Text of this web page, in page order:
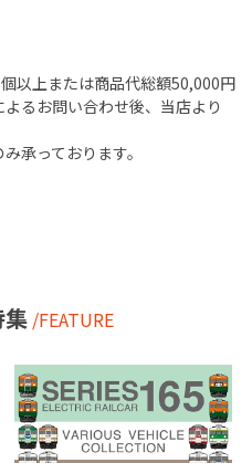
以上または商品代総額50,000円
るお問い合わせ後、当店より
承っております。
/FEATURE